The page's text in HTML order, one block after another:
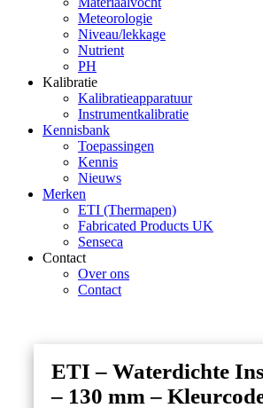
Meteorologie
Niveau/lekkage
Nutrient
PH
Kalibratie
Kalibratieapparatuur
Instrumentkalibratie
Kennisbank
Toepassingen
Kennis
Nieuws
Merken
ETI (Thermapen)
Fabricated Products UK
Senseca
Contact
Over ons
Contact
ETI – Waterdichte
– 130 mm –